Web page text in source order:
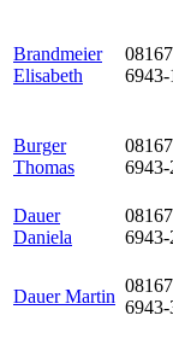
Brandmeier
Elisabeth
08167
6943-
Burger
Thomas
08167
6943-
Dauer
Daniela
08167
6943-
Dauer Martin
08167
6943-